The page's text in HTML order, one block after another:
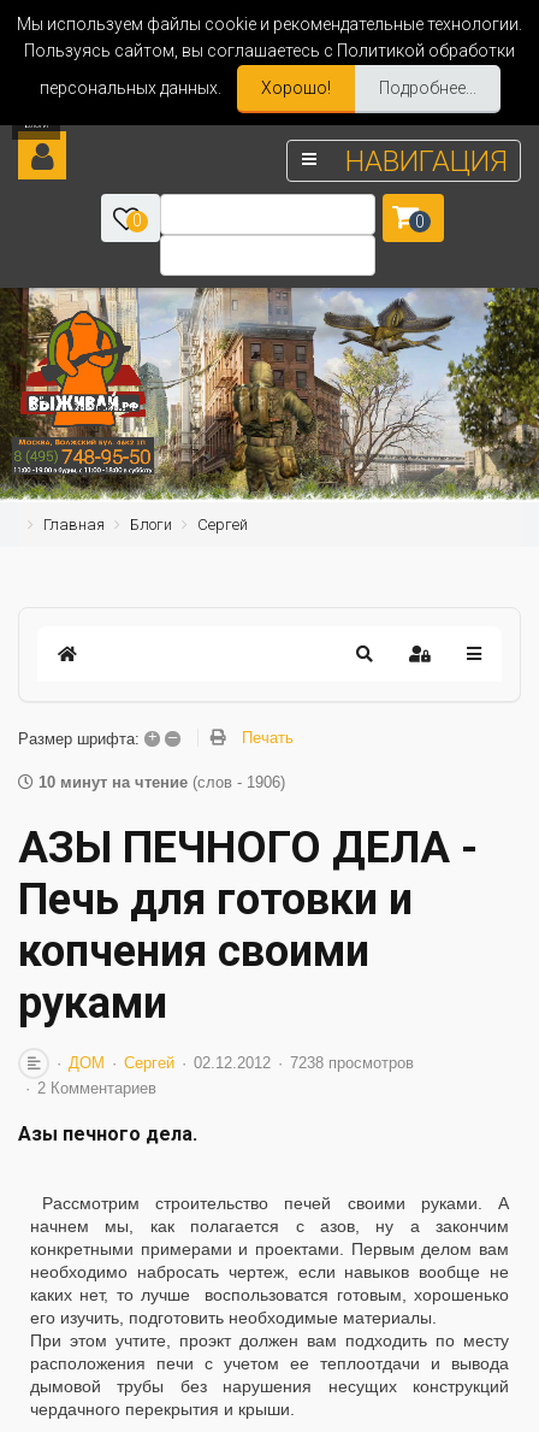
Мы используем файлы cookie и рекомендательные технологии.
Пользуясь сайтом, вы соглашаетесь с Политикой обработки
персональных данных.
Хорошо! Подробнее...
НАВИГАЦИЯ
0 0
Главная Блоги Сергей
Размер шрифта: + – Печать
10 минут на чтение (слов - 1906)
АЗЫ ПЕЧНОГО ДЕЛА -
Печь для готовки и
копчения своими
руками
ДОМ Сергей 02.12.2012
7238 просмотров
2 Комментариев
Азы печного дела.
Рассмотрим строительство печей своими руками. А
начнем мы, как полагается с азов, ну а закончим
конкретными примерами и проектами. Первым делом вам
необходимо набросать чертеж, если навыков вообще не
каких нет, то лучше воспользоватся готовым, хорошенько
его изучить, подготовить необходимые материалы.
При этом учтите, проэкт должен вам подходить по месту
расположения печи с учетом ее теплоотдачи и вывода
дымовой трубы без нарушения несущих конструкций
чердачного перекрытия и крыши.